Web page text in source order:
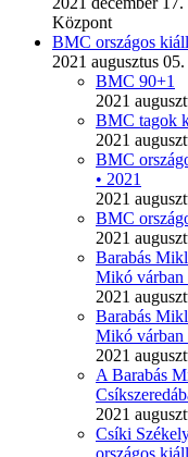
Központ
BMC országos
2021 augusztus
BMC 90+1
2021
BMC tagok
2021
BMC
• 2021
2021
BMC
2021
Barabás
Mikó várban
2021
Barabás
Mikó várban
2021
A Barabás
2021
Csíki
országos